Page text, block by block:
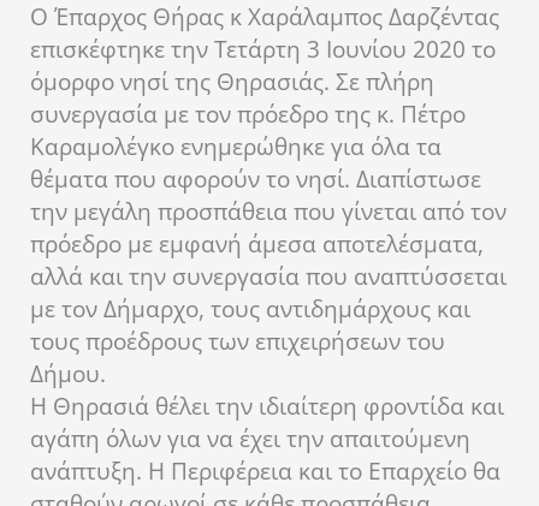
Ο Έπαρχος Θήρας κ Χαράλαμπος Δαρζέντας
επισκέφτηκε την Τετάρτη 3 Ιουνίου 2020 το
όμορφο νησί της Θηρασιάς. Σε πλήρη
συνεργασία με τον πρόεδρο της κ. Πέτρο
Καραμολέγκο ενημερώθηκε για όλα τα
θέματα που αφορούν το νησί. Διαπίστωσε
την μεγάλη προσπάθεια που γίνεται από τον
πρόεδρο με εμφανή άμεσα αποτελέσματα,
αλλά και την συνεργασία που αναπτύσσεται
με τον Δήμαρχο, τους αντιδημάρχους και
τους προέδρους των επιχειρήσεων του
Δήμου.
Η Θηρασιά θέλει την ιδιαίτερη φροντίδα και
αγάπη όλων για να έχει την απαιτούμενη
ανάπτυξη. Η Περιφέρεια και το Επαρχείο θα